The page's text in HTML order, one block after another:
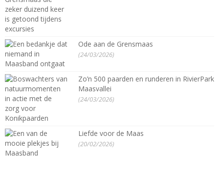
Ode aan de Grensmaas
(24/03/2026)
Zo’n 500 paarden en runderen in RivierPark
Maasvallei
(24/03/2026)
Liefde voor de Maas
(20/02/2026)